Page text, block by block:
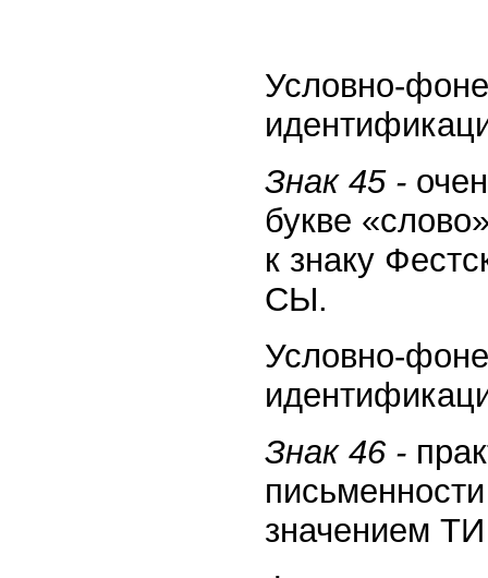
Условно-
Знак 45 -
букве
к знаку
СЫ.
Условно-
Знак 46 -
значением